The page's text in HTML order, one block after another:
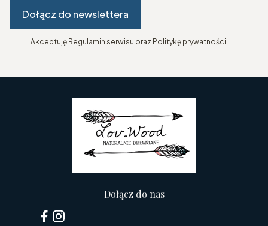
Dołącz do newslettera
Akceptuję Regulamin serwisu oraz Politykę prywatności.
Dołącz do nas